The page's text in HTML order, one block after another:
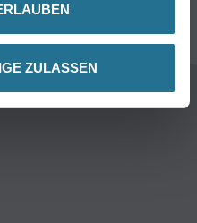
ZULASSEN